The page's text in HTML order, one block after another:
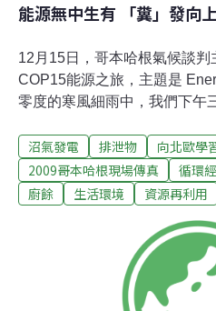
能源無中生有 「糞」發向上
12月15日，哥本哈根氣候談
COP15能源之旅，主題是
零度的寒風細雨中，我們下午
(Biogas Plant)。丹麥農糧會
多的車程中負責講解丹麥沼氣
餘、牲畜的排泄物提取沼氣雖
丹麥政府卻很用心地實踐這個
在幾年間建立出一座座大型沼
達90%。根據Bruno先生提供
座大型集中式的沼氣收集場以
場。沼氣收集方式是企業收集
沼氣發電 排泄物 向北歐學
2009哥本哈根現場傳真
循環
廚餘
生活環境 資源再利用